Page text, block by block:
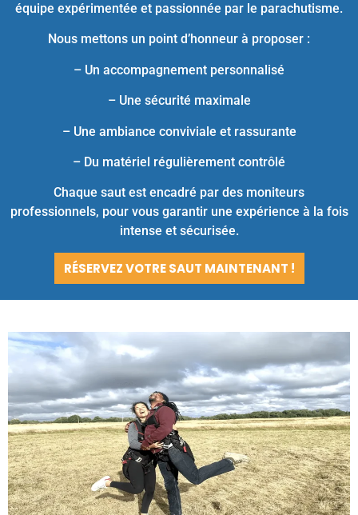
équipe expérimentée et passionnée par le parachutisme.
Nous mettons un point d’honneur à proposer :
– Un accompagnement personnalisé
– Une sécurité maximale
– Une ambiance conviviale et rassurante
– Du matériel régulièrement contrôlé
Chaque saut est encadré par des moniteurs
professionnels, pour vous garantir une expérience à la fois
intense et sécurisée.
RÉSERVEZ VOTRE SAUT MAINTENANT !